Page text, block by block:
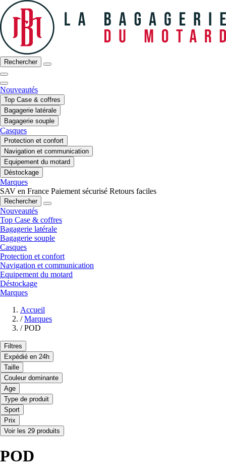
Rechercher
Nouveautés
Top Case & coffres
Bagagerie latérale
Bagagerie souple
Casques
Protection et confort
Navigation et communication
Equipement du motard
Déstockage
Marques
SAV en France Paiement sécurisé Retours faciles
Rechercher
Nouveautés
Top Case & coffres
Bagagerie latérale
Bagagerie souple
Casques
Protection et confort
Navigation et communication
Equipement du motard
Déstockage
Marques
Accueil
/ Marques
/ POD
Filtres
Expédié en 24h
Taille
Couleur dominante
Age
Type de produit
Sport
Prix
Voir les 29 produits
POD